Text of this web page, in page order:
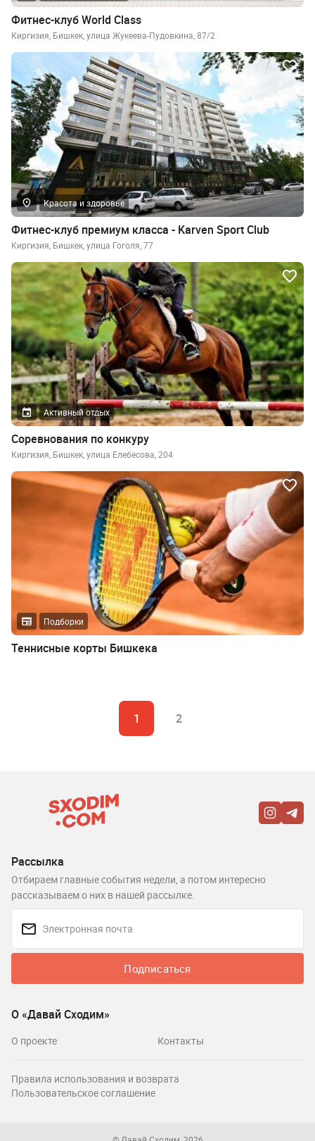
Фитнес-клуб World Class
Киргизия, Бишкек, улица Жукеева-Пудовкина, 87/2
Красота и здоровье
Фитнес-клуб премиум класса - Karven Sport Club
Киргизия, Бишкек, улица Гоголя, 77
Активный отдых
Соревнования по конкуру
Киргизия, Бишкек, улица Елебесова, 204
Подборки
Теннисные корты Бишкека
1 2
Рассылка
Отбираем главные события недели, а потом интересно
рассказываем о них в нашей рассылке.
Подписаться
О «Давай Сходим»
О проекте Контакты
Правила использования и возврата
Пользовательское соглашение